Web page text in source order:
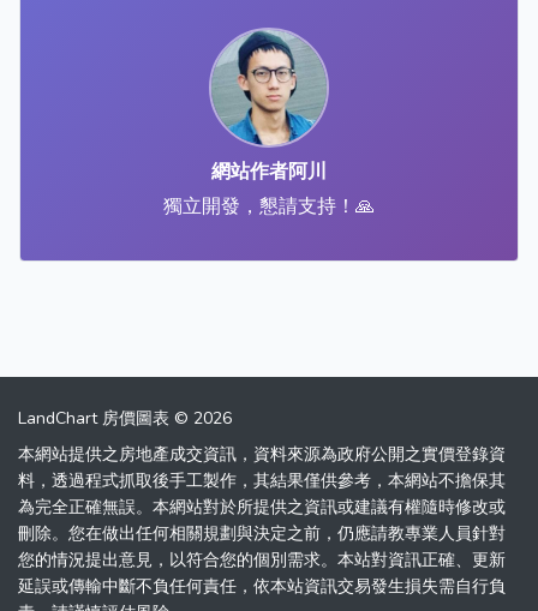
網站作者阿川
獨立開發，懇請支持！🙏
LandChart 房價圖表 © 2026
本網站提供之房地產成交資訊，資料來源為政府公開之實價登錄資
料，透過程式抓取後手工製作，其結果僅供參考，本網站不擔保其
為完全正確無誤。本網站對於所提供之資訊或建議有權隨時修改或
刪除。您在做出任何相關規劃與決定之前，仍應請教專業人員針對
您的情況提出意見，以符合您的個別需求。本站對資訊正確、更新
延誤或傳輸中斷不負任何責任，依本站資訊交易發生損失需自行負